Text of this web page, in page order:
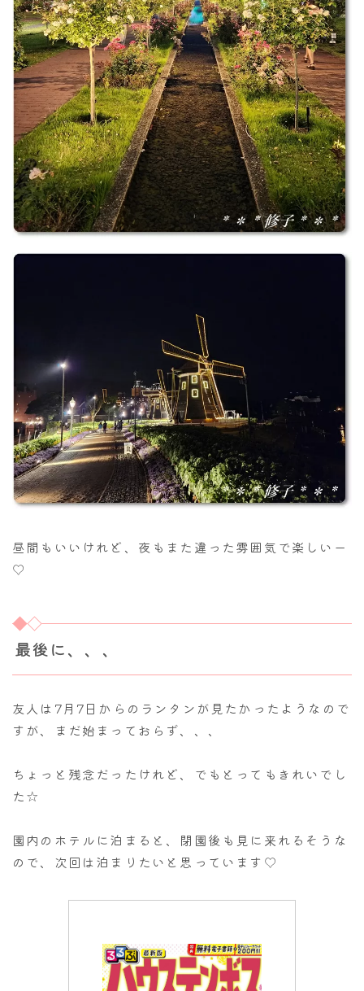
昼間もいいけれど、夜もまた違った雰囲気で楽しいー
♡
最後に、、、
友人は7月7日からのランタンが見たかったようなので
すが、まだ始まっておらず、、、
ちょっと残念だったけれど、でもとってもきれいでし
た☆
園内のホテルに泊まると、閉園後も見に来れるそうな
ので、次回は泊まりたいと思っています♡